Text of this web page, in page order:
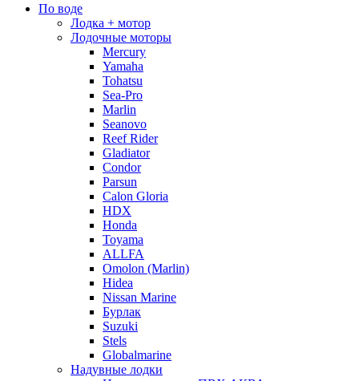
По воде
Лодка + мотор
Лодочные моторы
Mercury
Yamaha
Tohatsu
Sea-Pro
Marlin
Seanovo
Reef Rider
Gladiator
Condor
Parsun
Calon Gloria
HDX
Honda
Toyama
ALLFA
Omolon (Marlin)
Hidea
Nissan Marine
Бурлак
Suzuki
Stels
Globalmarine
Надувные лодки